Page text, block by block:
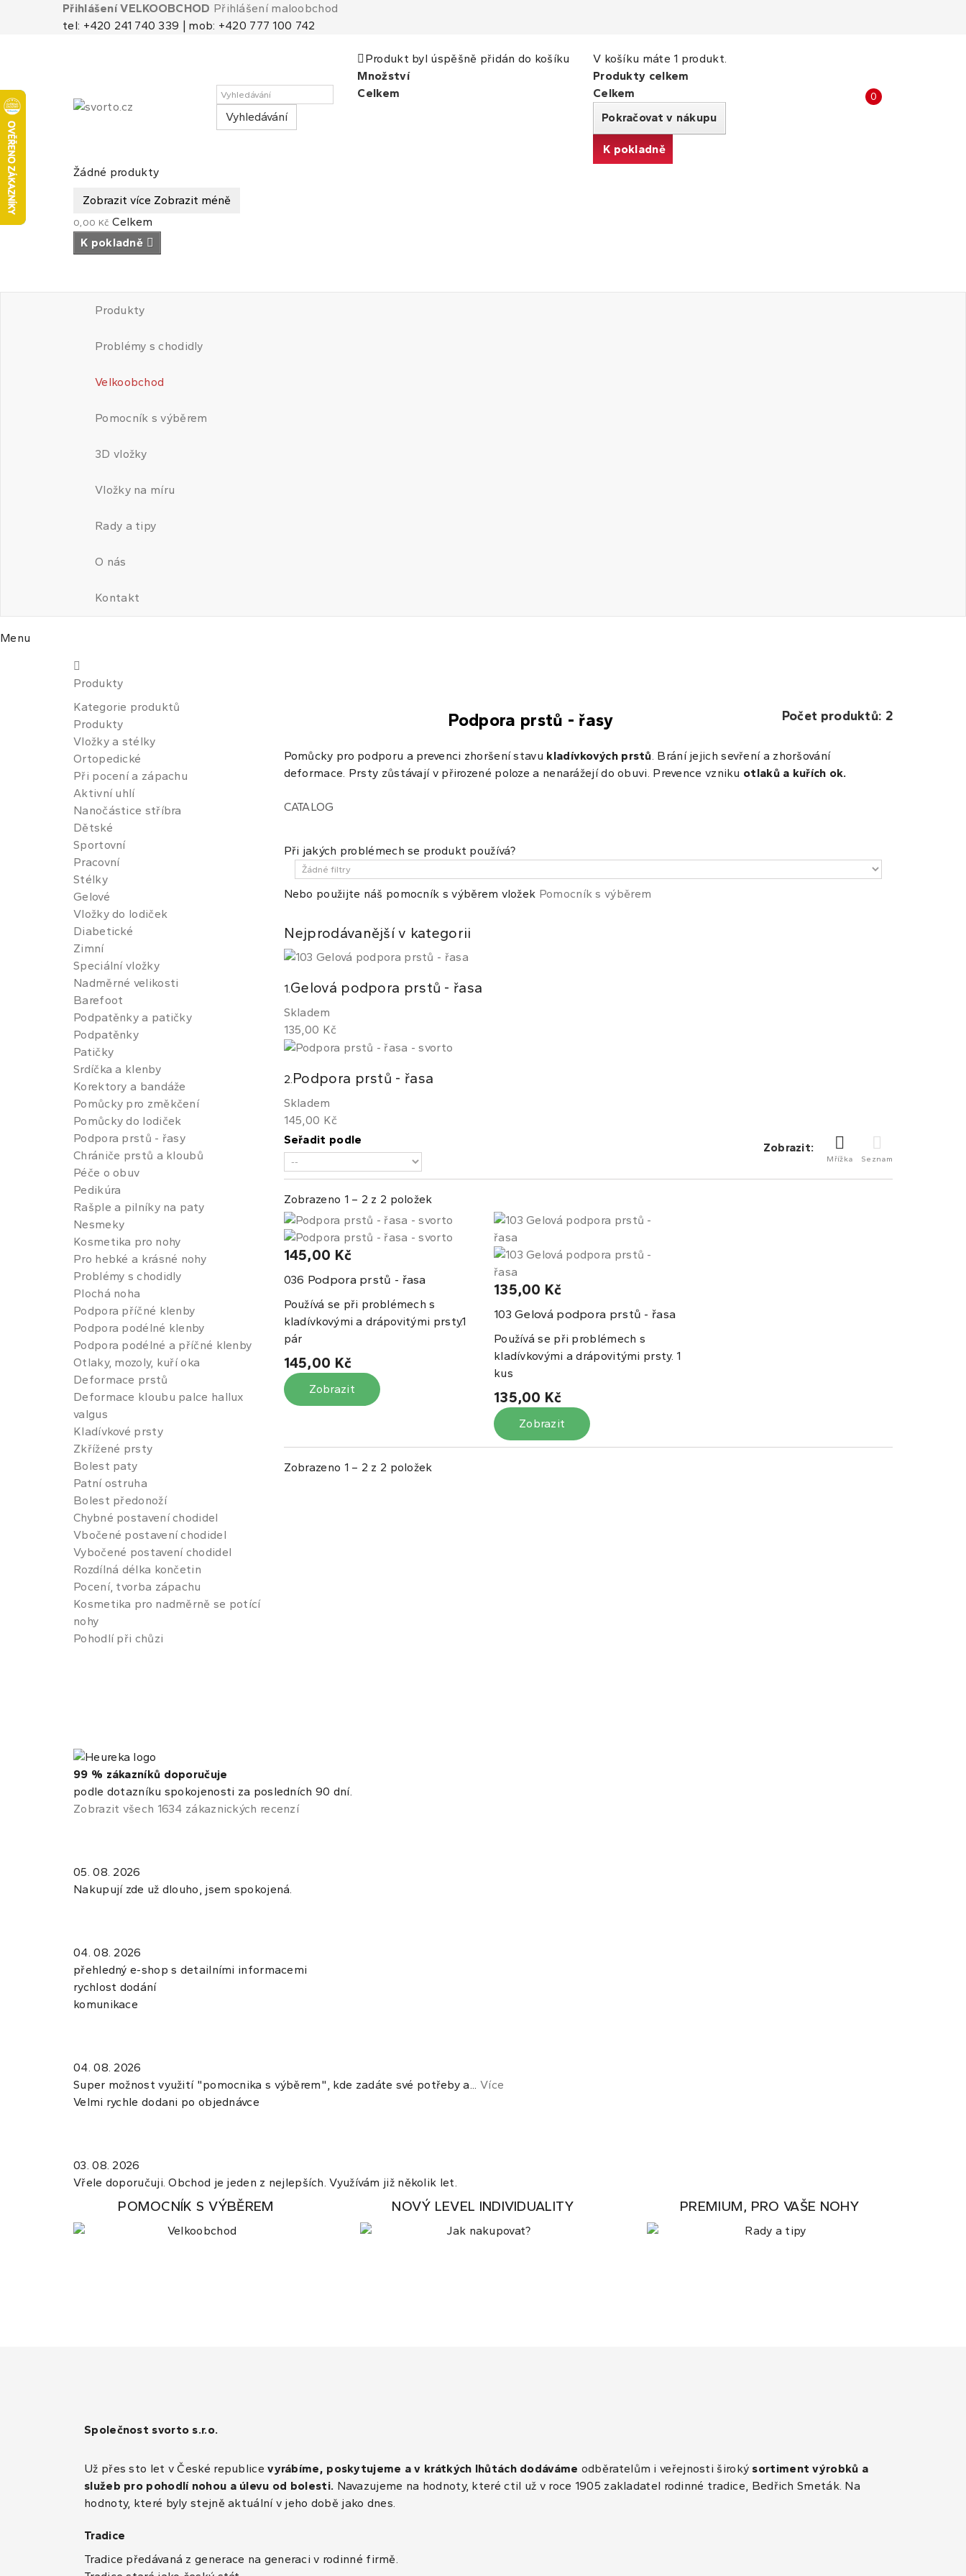
Přihlášení VELKOOBCHOD Přihlášení maloobchod
tel: +420 241 740 339 | mob: +420 777 100 742
Vyhledávání
Košík
(prázdný)
Žádné produkty
Zobrazit více Zobrazit méně
0,00 Kč Celkem
K pokladně
Produkt byl úspěšně přidán do košíku
Množství
Celkem
V košíku máte 1 produkt.
Produkty celkem
Celkem
Pokračovat v nákupu
K pokladně
Porovnat
0
Produkty
Problémy s chodidly
Velkoobchod
Pomocník s výběrem
3D vložky
Vložky na míru
Rady a tipy
O nás
Kontakt
Menu
Produkty
Kategorie produktů
Produkty
Vložky a stélky
Ortopedické
Při pocení a zápachu
Aktivní uhlí
Nanočástice stříbra
Dětské
Sportovní
Pracovní
Stélky
Gelové
Vložky do lodiček
Diabetické
Zimní
Speciální vložky
Nadměrné velikosti
Barefoot
Podpatěnky a patičky
Podpatěnky
Patičky
Srdíčka a klenby
Korektory a bandáže
Pomůcky pro změkčení
Pomůcky do lodiček
Podpora prstů - řasy
Chrániče prstů a kloubů
Péče o obuv
Pedikúra
Rašple a pilníky na paty
Nesmeky
Kosmetika pro nohy
Pro hebké a krásné nohy
Problémy s chodidly
Plochá noha
Podpora příčné klenby
Podpora podélné klenby
Podpora podélné a příčné klenby
Otlaky, mozoly, kuří oka
Deformace prstů
Deformace kloubu palce hallux
valgus
Kladívkové prsty
Zkřížené prsty
Bolest paty
Patní ostruha
Bolest předonoží
Chybné postavení chodidel
Vbočené postavení chodidel
Vybočené postavení chodidel
Rozdílná délka končetin
Pocení, tvorba zápachu
Kosmetika pro nadměrně se potící
nohy
Pohodlí při chůzi
Podpora prstů - řasy Počet produktů: 2
Pomůcky pro podporu a prevenci zhoršení stavu kladívkových prstů. Bráníjejich sevření a zhoršování
deformace. Prsty zůstávají v přirozené poloze a nenarážejí doobuvi. Prevence vzniku otlaků a kuřích ok.
CATALOG
Při jakých problémech se produkt používá?
Nebo použijte náš pomocník s výběrem vložek Pomocník s výběrem
Nejprodávanější v kategorii
1.Gelová podpora prstů - řasa
Skladem
135,00 Kč
2.Podpora prstů - řasa
Skladem
145,00 Kč
Zobrazit:
Mřížka Seznam
Seřadit podle
Zobrazeno 1 – 2 z 2 položek
145,00 Kč
036 Podpora prstů - řasa
Používá se při problémech s
kladívkovými a drápovitými prsty.1
pár
145,00 Kč
Zobrazit
135,00 Kč
103 Gelová podpora prstů - řasa
Používá se při problémech s
kladívkovými a drápovitými prsty. 1
kus
135,00 Kč
Zobrazit
Zobrazeno 1 – 2 z 2 položek
99 % zákazníků doporučuje
podle dotazníku spokojenosti za posledních 90 dní.
Zobrazit všech 1634 zákaznických recenzí
05. 08. 2026
Nakupují zde už dlouho, jsem spokojená.
04. 08. 2026
přehledný e-shop s detailními informacemi
rychlost dodání
komunikace
04. 08. 2026
Super možnost využití "pomocnika s výběrem", kde zadáte své potřeby a... Více
Velmi rychle dodani po objednávce
03. 08. 2026
Vřele doporučuji. Obchod je jeden z nejlepších. Využívám již několik let.
POMOCNÍK S VÝBĚREM NOVÝ LEVEL INDIVIDUALITY PREMIUM, PRO VAŠE NOHY
Společnost svorto s.r.o.
Už přes sto let v České republicevyrábíme, poskytujeme a v krátkých lhůtách dodáváme odběratelům i veřejnosti široký sortiment výrobků a
služeb pro pohodlí nohou a úlevu od bolesti. Navazujeme na hodnoty, které ctil už v roce 1905 zakladatel rodinné tradice, Bedřich Smeták. Na
hodnoty, které byly stejně aktuální v jeho době jako dnes.
Tradice
Tradice předávaná z generace na generaci v rodinné firmě.